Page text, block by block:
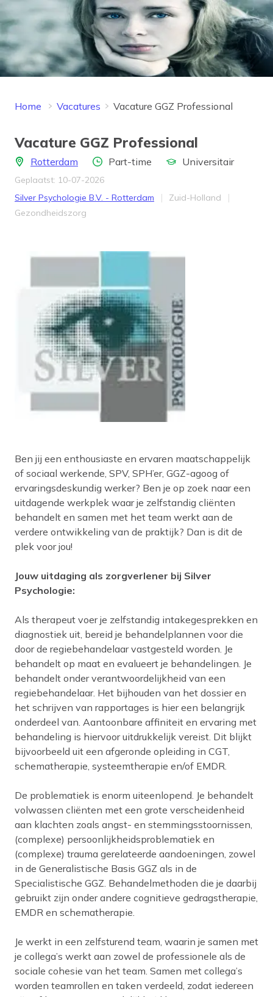
Home Vacatures Vacature GGZ Professional
Vacature GGZ Professional
LocatieRotterdam Aantal uren
Part-time Opleidingsniveau
Universitair
Geplaatst: 10-07-2026
Bedrijf
Silver Psychologie B.V. - Rotterdam Provincie
Zuid-Holland
Werkveld
Gezondheidszorg
Ben jij een enthousiaste en ervaren maatschappelijk
of sociaal werkende, SPV, SPH’er, GGZ-agoog of
ervaringsdeskundig werker? Ben je op zoek naar een
uitdagende werkplek waar je zelfstandig cliënten
behandelt en samen met het team werkt aan de
verdere ontwikkeling van de praktijk? Dan is dit de
plek voor jou!
Jouw uitdaging als zorgverlener bij Silver
Psychologie:
Als therapeut voer je zelfstandig intakegesprekken en
diagnostiek uit, bereid je behandelplannen voor die
door de regiebehandelaar vastgesteld worden. Je
behandelt op maat en evalueert je behandelingen. Je
behandelt onder verantwoordelijkheid van een
regiebehandelaar. Het bijhouden van het dossier en
het schrijven van rapportages is hier een belangrijk
onderdeel van. Aantoonbare affiniteit en ervaring met
behandeling is hiervoor uitdrukkelijk vereist. Dit blijkt
bijvoorbeeld uit een afgeronde opleiding in CGT,
schematherapie, systeemtherapie en/of EMDR.
De problematiek is enorm uiteenlopend. Je behandelt
volwassen cliënten met een grote verscheidenheid
aan klachten zoals angst- en stemmingsstoornissen,
(complexe) persoonlijkheidsproblematiek en
(complexe) trauma gerelateerde aandoeningen, zowel
in de Generalistische Basis GGZ als in de
Specialistische GGZ. Behandelmethoden die je daarbij
gebruikt zijn onder andere cognitieve gedragstherapie,
EMDR en schematherapie.
Je werkt in een zelfsturend team, waarin je samen met
je collega’s werkt aan zowel de professionele als de
sociale cohesie van het team. Samen met collega’s
worden teamrollen en taken verdeeld, zodat iedereen